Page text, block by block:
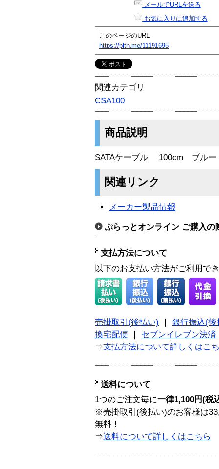
メールでURLを送る
お気に入りに追加する
このページのURL
https://plth.me/11191695
関連カテゴリ
CSA100
商品説明
SATAケーブル 100cm ブルー
関連リンク
メーカー製品情報
ぷらっとオンライン ご購入の
支払方法について
以下のお支払い方法がご利用で
売掛取引(後払い)
銀行振込(後
換宅配便
セブンイレブン決済
⇒支払方法について詳しくはこ
送料について
1つのご注文毎に一律1,100円(税
※売掛取引(後払い)のお客様は
無料！
⇒送料について詳しくはこちら